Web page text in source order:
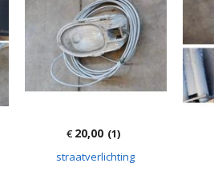
€20,00 (1)
straatverlichting